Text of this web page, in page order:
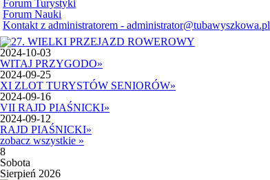
Forum Turystyki
Forum Nauki
Kontakt z administratorem - administrator@tubawyszkowa.pl
2024-10-03
WITAJ PRZYGODO»
2024-09-25
XI ZLOT TURYSTÓW SENIORÓW»
2024-09-16
VII RAJD PIAŚNICKI»
2024-09-12
RAJD PIAŚNICKI»
zobacz wszystkie »
8
Sobota
Sierpień 2026